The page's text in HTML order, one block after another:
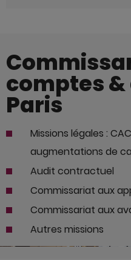
comptes
Paris
Missions légales :
augmentations de
Audit contractuel
Commissariat aux
Commissariat aux
Autres missions